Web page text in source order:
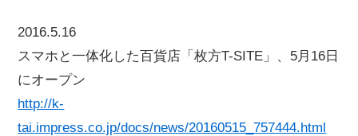
2016.5.16
スマホと一体化した百貨店「枚方T-SITE」、5月16日
にオープン
http://k-
tai.impress.co.jp/docs/news/20160515_757444.html